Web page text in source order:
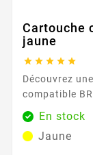
Cartouche
jaune
    
Découvrez une
compatible
offrir une
besoins
En stock
Jaune